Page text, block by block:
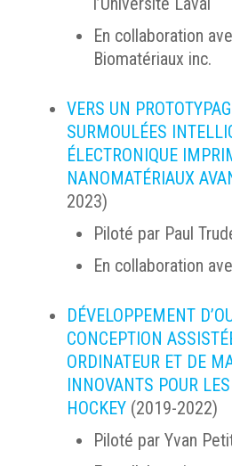
En collaboration
Biomatériaux inc.
VERS UN
SURMOULÉES
ÉLECTRONIQUE
NANOMATÉRIAUX
2023)
Piloté par Paul
En collaboration
DÉVELOPPEMENT
CONCEPTION
ORDINATEUR ET DE
INNOVANTS POUR
HOCKEY(2019-2022)
Piloté par Yvan